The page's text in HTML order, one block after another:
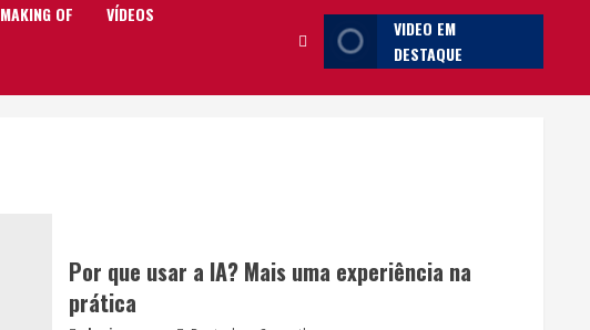
MAKING OF VÍDEOS
VIDEO EM
DESTAQUE
Por que usar a IA? Mais uma experiência na
prática